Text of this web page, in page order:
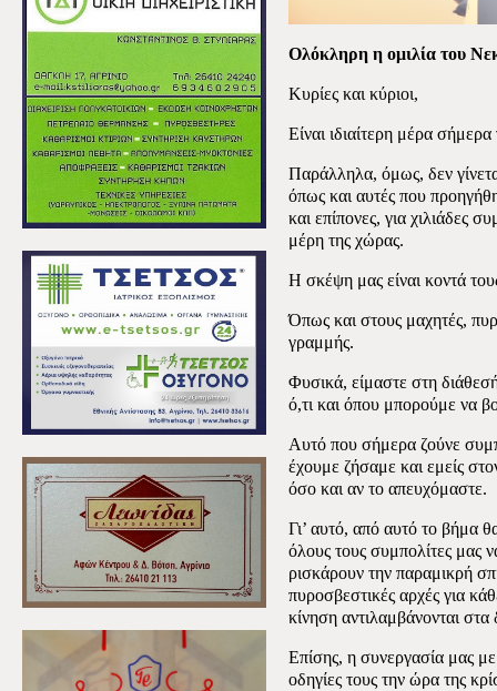
Ολόκληρη η ομιλία του
Κυρίες και κύριοι,
Είναι ιδιαίτερη μέρα
Παράλληλα, όμως, δεν
όπως και αυτές που
και επίπονες, για χιλιάδες
μέρη της χώρας.
Η σκέψη μας είναι κοντά
Όπως και στους μαχητές,
γραμμής.
Φυσικά, είμαστε στη
ό,τι και όπου μπορούμε να
Αυτό που σήμερα ζούνε
έχουμε ζήσαμε και εμείς
όσο και αν το απευχόμαστε.
Γι’ αυτό, από αυτό το βήμα
όλους τους συμπολίτες μας
ρισκάρουν την παραμικρή
πυροσβεστικές αρχές για
κίνηση αντιλαμβάνονται
Επίσης, η συνεργασία μας με
οδηγίες τους την ώρα της